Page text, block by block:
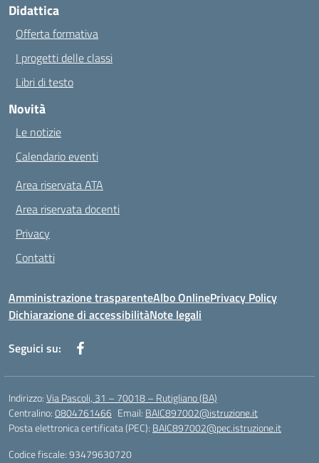
Didattica
Offerta formativa
I progetti delle classi
Libri di testo
Novità
Le notizie
Calendario eventi
Area riservata ATA
Area riservata docenti
Privacy
Contatti
Amministrazione trasparenteAlbo OnlinePrivacy Policy
Dichiarazione di accessibilitàNote legali
Seguici su:
Indirizzo:Via Pascoli, 31 – 70018 – Rutigliano (BA)
Centralino:0804761466 Email: BAIC897002@istruzione.it
Posta elettronica certificata (PEC): BAIC897002@pec.istruzione.it
Codice fiscale: 93479630720